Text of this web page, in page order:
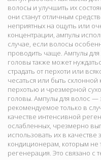
волосы и улучшить их
они станут отличным
неприятных на ощупь или
концентрации, ампулы
случае, если волосы
проводить чаще. Ампулы
головы также может
страдать от перхоти или
чесаться или быть
перхотью и чрезмерной
головы. Ампулы для волос —
рекомендуемое только в
качестве интенсивной
ослабленных, чрезмерно
использовать их в
кондиционерам, которым не
регенерация. Это связано с